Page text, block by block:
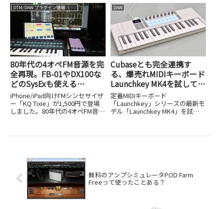
倒的なコストパフォーマンスと、
アナログからウェーブテーブルま
で網羅する懐の深さで、世界中の
ユーザーに愛...
ースに収まるサイズ感を紹介しま
す。
DTM/DAW プラグイン情報（VST AU AAX）
80年代の4オペFM音源を完
全再現。FB-01やDX100な
どのSysExも使える
iPhone/iPad用シンセ、KQ
Tixieが1,500円で誕生
iPhone/iPad向けFMシンセサイザ
ー「KQ Tixie」が1,500円で登場
しました。80年代の4オペFM音源
DAW
Cubaseとも完全連携す
る、爆売れMIDIキーボード
Launchkey MK4を試してみ
た
定番MIDIキーボード
「Launchkey」シリーズの最新モ
デル「Launchkey MK4」を試し
無料のアンプシミュレータPOD Farm
Freeって使ったことある？